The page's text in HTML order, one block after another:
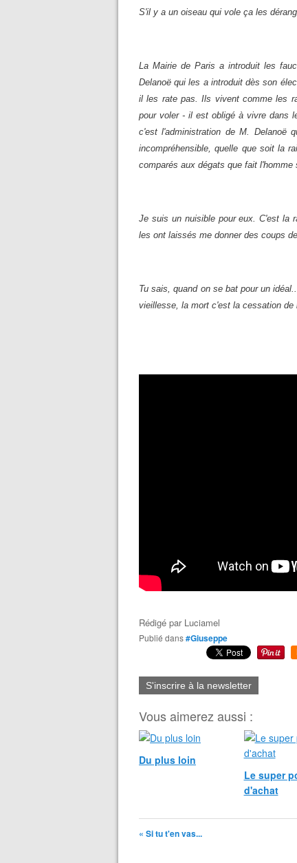
S'il y a un oiseau qui vole ça les
La Mairie de Paris a introduit les
Delanoë qui les a introduit dès son
il les rate pas. Ils vivent comme les
pour voler - il est obligé à vivre dans
c'est l'administration de M. Delanoë
incompréhensible, quelle que soit la
comparés aux dégats que fait l'homme
Je suis un nuisible pour eux. C'est la
les ont laissés me donner des coups
Tu sais, quand on se bat pour un
vieillesse, la mort c'est la cessation
Rédigé par Luciamel
Publié dans#Giuseppe
S'inscrire à la newsletter
Vous aimerez aussi :
Du plus loin
Le super
d'achat
« Si tu t'en vas...